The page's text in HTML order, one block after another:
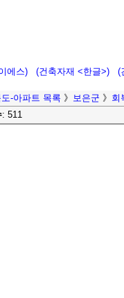
에스) (건축자재 <한글>) (
-아파트 목록 》 보은군 》 회
: 511